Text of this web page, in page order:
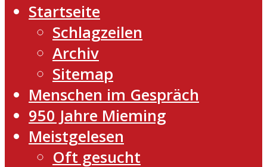
Startseite
Schlagzeilen
Archiv
Sitemap
Menschen im Gespräch
950 Jahre Mieming
Meistgelesen
Oft gesucht